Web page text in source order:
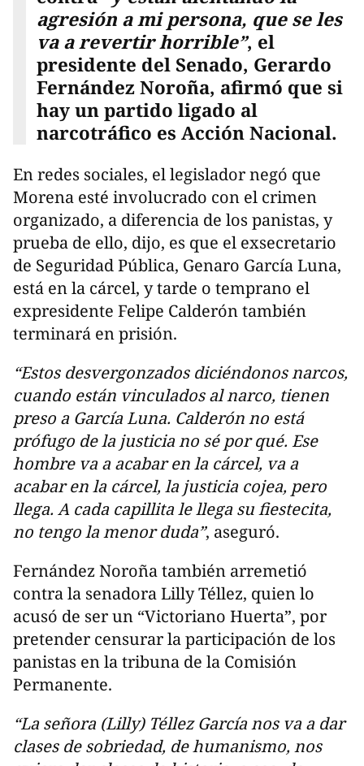
agresión a mi persona, que se les
va a revertir horrible”, el
presidente del Senado, Gerardo
Fernández Noroña, afirmó que si
hay un partido ligado al
narcotráfico es Acción Nacional.
En redes sociales, el legislador negó que
Morena esté involucrado con el crimen
organizado, a diferencia de los panistas, y
prueba de ello, dijo, es que el exsecretario
de Seguridad Pública, Genaro García Luna,
está en la cárcel, y tarde o temprano el
expresidente Felipe Calderón también
terminará en prisión.
“Estos desvergonzados diciéndonos narcos,
cuando están vinculados al narco, tienen
preso a García Luna. Calderón no está
prófugo de la justicia no sé por qué. Ese
hombre va a acabar en la cárcel, va a
acabar en la cárcel, la justicia cojea, pero
llega. A cada capillita le llega su fiestecita,
no tengo la menor duda”, aseguró.
Fernández Noroña también arremetió
contra la senadora Lilly Téllez, quien lo
acusó de ser un “Victoriano Huerta”, por
pretender censurar la participación de los
panistas en la tribuna de la Comisión
Permanente.
“La señora (Lilly) Téllez García nos va a dar
clases de sobriedad, de humanismo, nos